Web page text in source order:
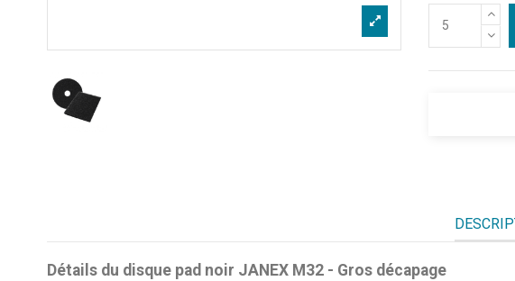
Détails du disque pad noir JANEX M32 - Gros décapage